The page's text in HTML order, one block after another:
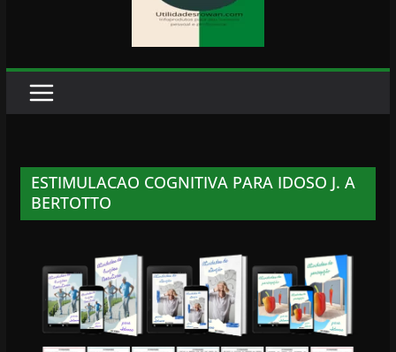
ESTIMULACAO COGNITIVA PARA IDOSO J. A
BERTOTTO